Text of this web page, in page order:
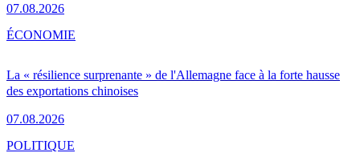
07.08.2026
La « résilience surprenante » de l'Allemagne face à la forte hausse
des exportations chinoises
07.08.2026
ÉCONOMIE
POLITIQUE